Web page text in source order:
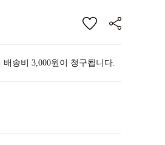
송비 3,000원이 청구됩니다.